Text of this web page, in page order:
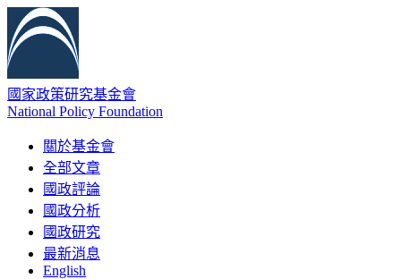
國家政策研究基金會
National Policy Foundation
關於基金會
全部文章
國政評論
國政分析
國政研究
最新消息
English